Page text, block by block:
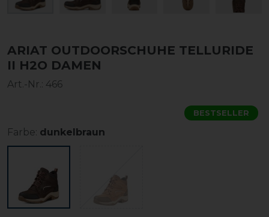
ARIAT OUTDOORSCHUHE TELLURIDE
II H2O DAMEN
Art.-Nr.: 466
BESTSELLER
Farbe: dunkelbraun